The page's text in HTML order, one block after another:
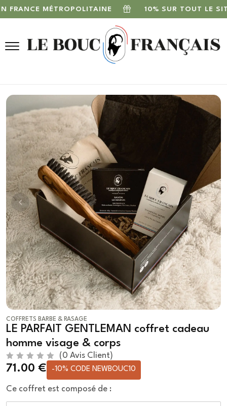
MÉTROPOLITAINE 10% SUR TOUT LE SITE
COFFRETS BARBE & RASAGE
LE PARFAIT GENTLEMAN coffret cadeau
homme visage & corps
N
o
e
s
(0 Avis Client)
71.00 € -10% CODE NEWBOUC10
Ce coffret est composé de :